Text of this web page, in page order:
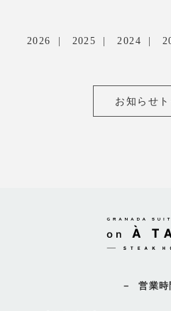
2026 2025 2024
お知らせ
営業時